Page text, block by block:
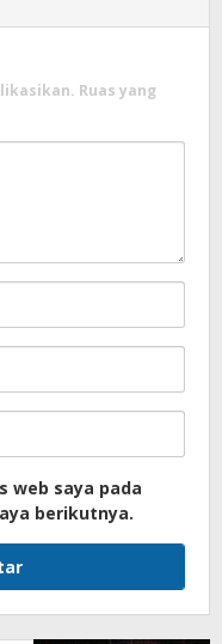
Ruas yang
web saya pada
berikutnya.